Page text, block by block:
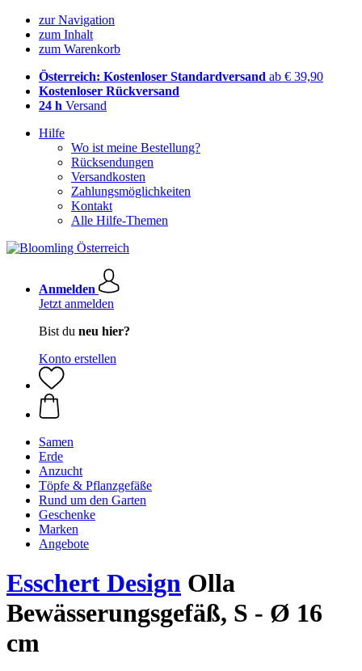
zur Navigation
zum Inhalt
zum Warenkorb
Österreich: Kostenloser Standardversand ab € 39,90
Kostenloser Rückversand
24 h Versand
Hilfe
Wo ist meine Bestellung?
Rücksendungen
Versandkosten
Zahlungsmöglichkeiten
Kontakt
Alle Hilfe-Themen
Anmelden
Jetzt anmelden
Bist du neu hier?
Konto erstellen
Samen
Erde
Anzucht
Töpfe & Pflanzgefäße
Rund um den Garten
Geschenke
Marken
Angebote
Esschert Design Olla
Bewässerungsgefäß, S - Ø 16
cm